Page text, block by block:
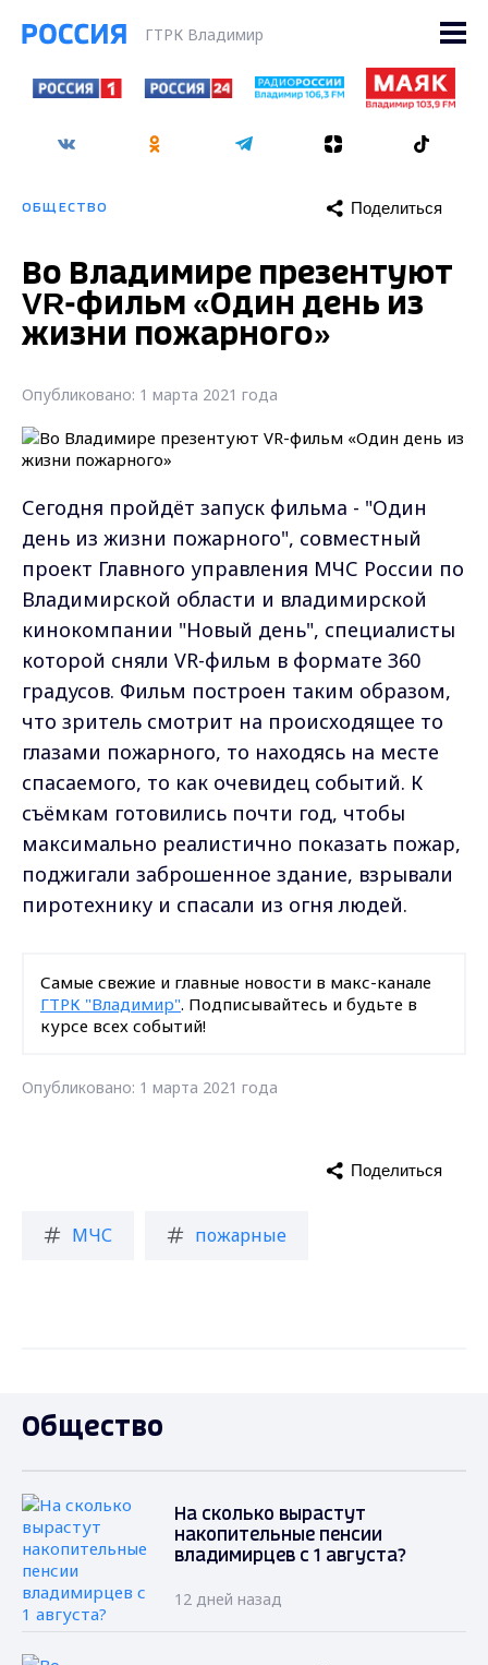
ГТРК Владимир
ОБЩЕСТВО Поделиться
Во Владимире презентуют
VR-фильм «Один день из
жизни пожарного»
Опубликовано: 1 марта 2021 года
Сегодня пройдёт запуск фильма - "Один
день из жизни пожарного", совместный
проект Главного управления МЧС России по
Владимирской области и владимирской
кинокомпании "Новый день", специалисты
которой сняли VR-фильм в формате 360
градусов. Фильм построен таким образом,
что зритель смотрит на происходящее то
глазами пожарного, то находясь на месте
спасаемого, то как очевидец событий. К
съёмкам готовились почти год, чтобы
максимально реалистично показать пожар,
поджигали заброшенное здание, взрывали
пиротехнику и спасали из огня людей.
Самые свежие и главные новости в макс-канале
ГТРК "Владимир". Подписывайтесь и будьте в
курсе всех событий!
Опубликовано: 1 марта 2021 года
МЧС пожарные
Поделиться
Общество
На сколько вырастут
накопительные пенсии
владимирцев с 1 августа?
12 дней назад